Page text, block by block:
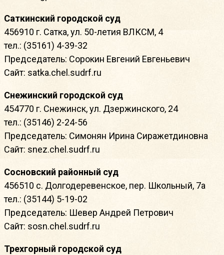
Саткинский городской суд
456910 г. Сатка, ул. 50-летия ВЛКСМ, 4
тел.: (35161) 4-39-32
Председатель: Сорокин Евгений Евгеньевич
Сайт: satka.chel.sudrf.ru
Снежинский городской суд
454770 г. Снежинск, ул. Дзержинского, 24
тел.: (35146) 2-24-56
Председатель: Симонян Ирина Сиражетдиновна
Сайт: snez.chel.sudrf.ru
Сосновский районный суд
456510 с. Долгодеревенское, пер. Школьный, 7а
тел.: (35144) 5-19-02
Председатель: Шевер Андрей Петрович
Сайт: sosn.chel.sudrf.ru
Трехгорный городской суд